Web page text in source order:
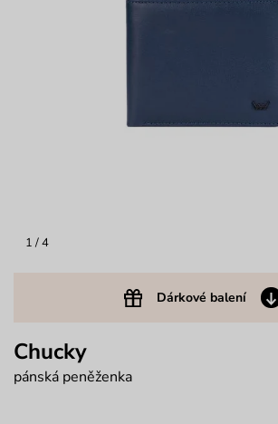
1 / 4
Dárkové balení
Chucky
pánská peněženka